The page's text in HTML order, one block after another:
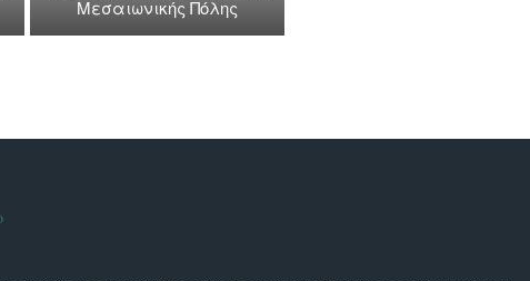
Μεσαιωνικής Πόλης